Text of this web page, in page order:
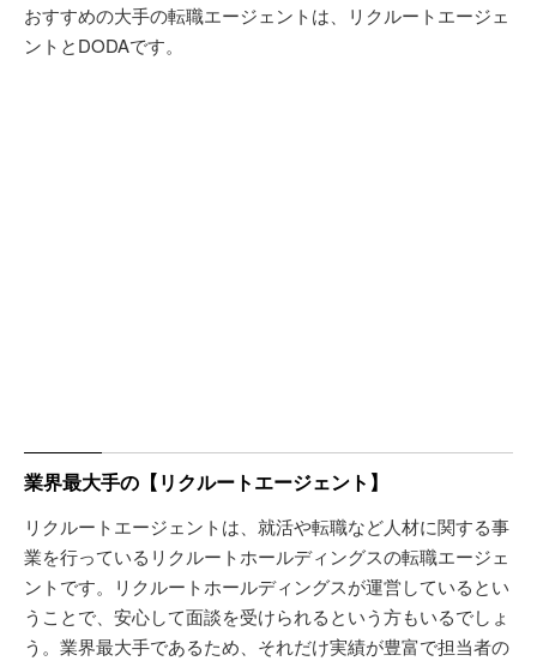
おすすめの大手の転職エージェントは、リクルートエージェ
ントとDODAです。
業界最大手の【リクルートエージェント】
リクルートエージェントは、就活や転職など人材に関する事
業を行っているリクルートホールディングスの転職エージェ
ントです。リクルートホールディングスが運営しているとい
うことで、安心して面談を受けられるという方もいるでしょ
う。業界最大手であるため、それだけ実績が豊富で担当者の